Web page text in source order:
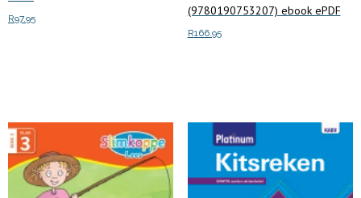
R97.95
(9780190753207) ebook ePDF
R166.95